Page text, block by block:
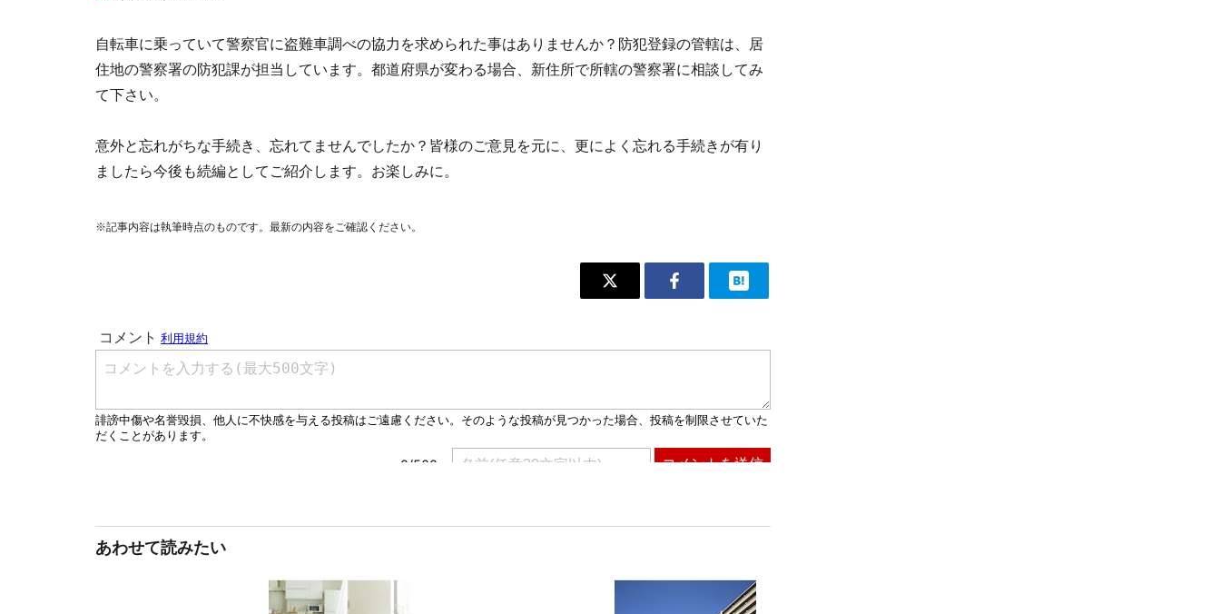
自転車に乗っていて警察官に盗難車調べの協力を求められた事はありませんか？防犯登録の管轄は、居
住地の警察署の防犯課が担当しています。都道府県が変わる場合、新住所で所轄の警察署に相談してみ
て下さい。
意外と忘れがちな手続き、忘れてませんでしたか？皆様のご意見を元に、更によく忘れる手続きが有り
ましたら今後も続編としてご紹介します。お楽しみに。
※記事内容は執筆時点のものです。最新の内容をご確認ください。
あわせて読みたい